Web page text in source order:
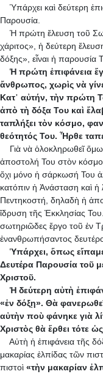
Ὑπάρχει καὶ δεύτερη
Παρουσία.
Ἡ πρώτη ἔλευση τοῦ
χάριτος», ἡ δεύτερη
δόξης», εἶναι ἡ παρουσία
Ἡ πρώτη ἐπιφάνεια
ἄνθρωπος, χωρὶς νὰ
Κατ᾿ αὐτήν, τὴν πρώτη
ἀπὸ τὴ δόξα Του καὶ
ταπλήξει τὸν κόσμο,
θεότητός Του. Ἦρθε
Γιὰ νὰ ὁλοκληρωθεῖ
ἀποστολή Του στὸν κόσμο
ὄχι μόνο ἡ σάρκωσή Του
κατόπιν ἡ Ἀνάσταση καὶ ἡ
Πεντηκοστή, δηλαδὴ ἡ
ἵδρυση τῆς Ἐκκλησίας
σωτηριῶδες ἔργο τοῦ ἐν
ἐνανθρωπήσαντος
Ὑπάρχει, ὅπως
Δευτέρα Παρουσία τοῦ
Χριστοῦ.
Ἡ δεύτερη αὐτὴ
«ἐν δόξῃ». Θὰ
αὐτὴν ποὺ φάνηκε γιὰ
Χριστὸς θὰ ἔρθει τότε
Αὐτὴ ἡ ἐπιφάνεια τῆς
μακαρίας ἐλπίδας τῶν
πιστοὶ «τὴν μακαρίαν